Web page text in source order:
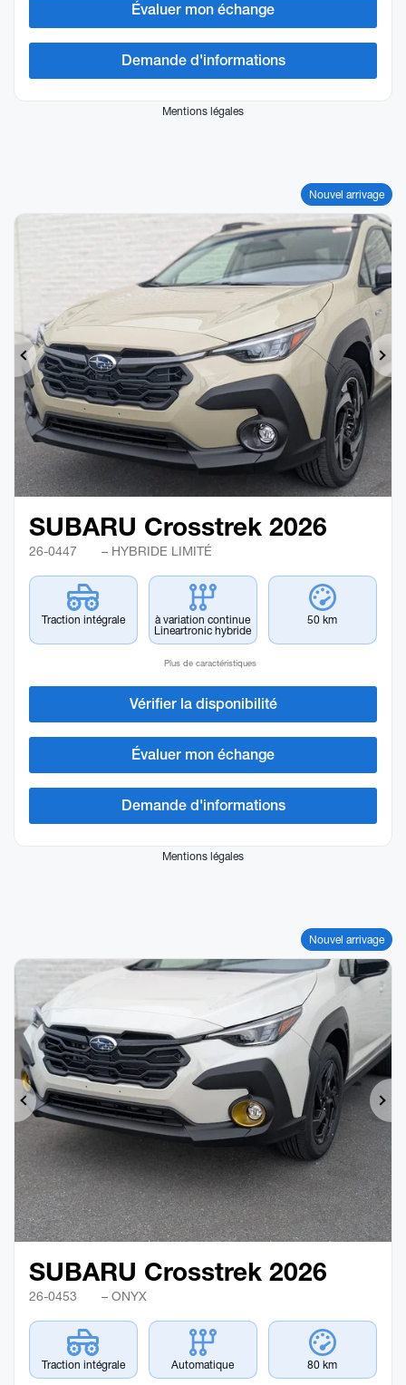
Évaluer mon échange
Demande d'informations
Mentions légales
Nouvel arrivage
Précédent
SUBARU Crosstrek 2026
26-0447 – HYBRIDE LIMITÉ
Traction intégrale
à variation continue
Lineartronic hybride
50 km
Plus de caractéristiques
Vérifier la disponibilité
Évaluer mon échange
Demande d'informations
Mentions légales
Nouvel arrivage
Précédent
SUBARU Crosstrek 2026
26-0453 – ONYX
Traction intégrale Automatique 80 km